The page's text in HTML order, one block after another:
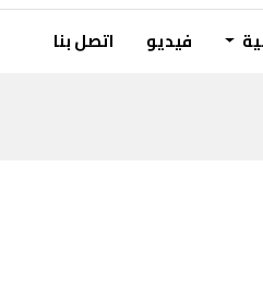
فيديو اتصل بنا